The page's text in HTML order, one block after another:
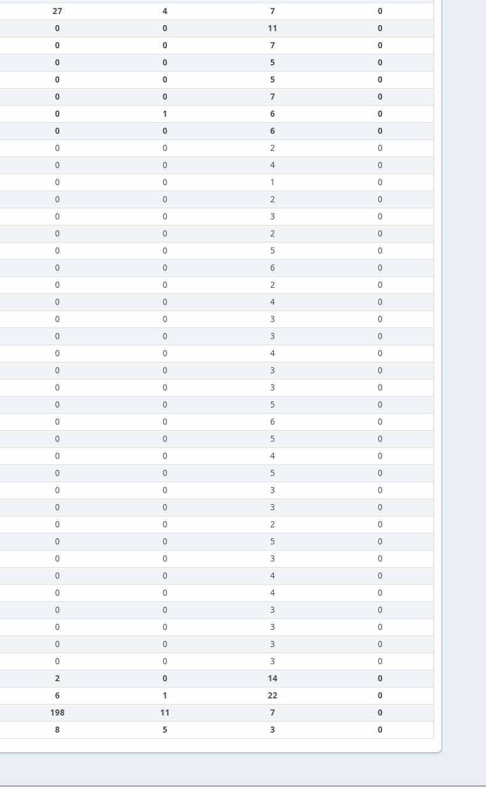
27 4 7
0
0 0 11
0
0 0 7
0
0 0 5
0
0 0 5
0
0 0 7
0
0 1 6
0
0 0 6
0
0 0 2
0
0 0 4
0
0 0 1
0
0 0 2
0
0 0 3
0
0 0 2
0
0 0 5
0
0 0 6
0
0 0 2
0
0 0 4
0
0 0 3
0
0 0 3
0
0 0 4
0
0 0 3
0
0 0 3
0
0 0 5
0
0 0 6
0
0 0 5
0
0 0 4
0
0 0 5
0
0 0 3
0
0 0 3
0
0 0 2
0
0 0 5
0
0 0 3
0
0 0 4
0
0 0 4
0
0 0 3
0
0 0 3
0
0 0 3
0
0 0 3
0
2 0 14
0
6 1 22
0
198 11 7
0
8 5 3 0